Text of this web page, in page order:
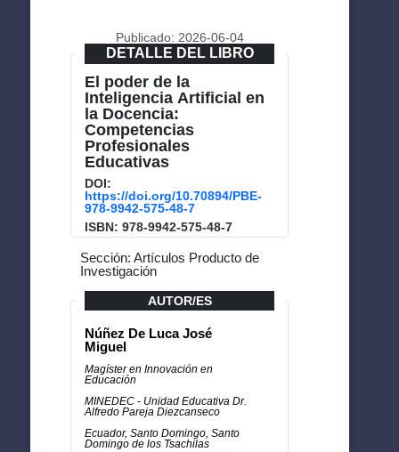
Publicado: 2026-06-04
DETALLE DEL LIBRO
El poder de la
Inteligencia Artificial en
la Docencia:
Competencias
Profesionales
Educativas
DOI:
https://doi.org/10.70894/PBE-
978-9942-575-48-7
ISBN: 978-9942-575-48-7
Sección: Artículos Producto de
Investigación
AUTOR/ES
Núñez De Luca José
Miguel
Magíster en Innovación en
Educación
MINEDEC - Unidad Educativa Dr.
Alfredo Pareja Diezcanseco
Ecuador, Santo Domingo, Santo
Domingo de los Tsachilas